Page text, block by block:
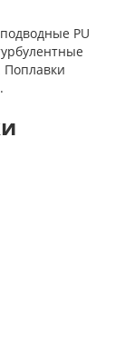
PU
Поплавки